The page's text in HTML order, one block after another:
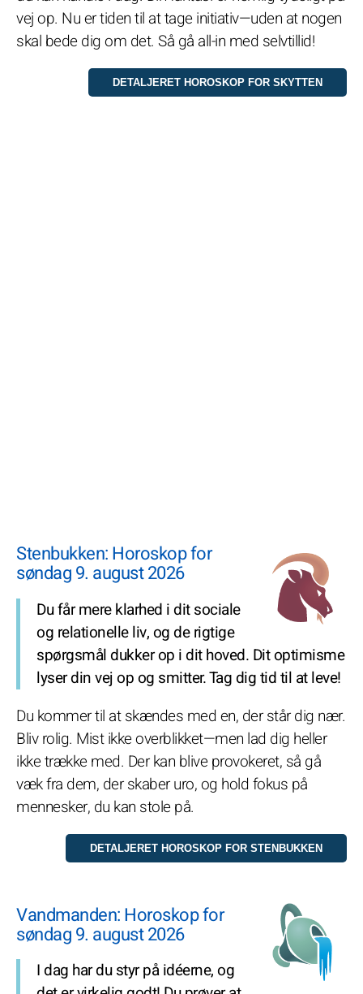
vej op. Nu er tiden til at tage initiativ—uden at nogen
skal bede dig om det. Så gå all-in med selvtillid!
Stenbukken: Horoskop for
søndag 9. august 2026
Du får mere klarhed i dit sociale
og relationelle liv, og de rigtige
spørgsmål dukker op i dit hoved. Dit optimisme
lyser din vej op og smitter. Tag dig tid til at leve!
Du kommer til at skændes med en, der står dig nær.
Bliv rolig. Mist ikke overblikket—men lad dig heller
ikke trække med. Der kan blive provokeret, så gå
væk fra dem, der skaber uro, og hold fokus på
mennesker, du kan stole på.
Vandmanden: Horoskop for
søndag 9. august 2026
I dag har du styr på idéerne, og